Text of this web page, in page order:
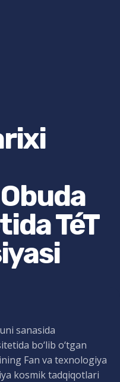
TéT
sanasida
bo‘lib o‘tgan
Fan va texnologiya
kosmik tadqiqotlari